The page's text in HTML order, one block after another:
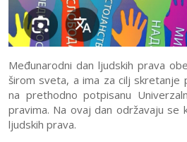
Aktuelnosti
Vesti
Obaveštenja
Obaveštenja
za
roditelje
Upis
Međunarodni dan ljudskih prava
širom sveta, a ima za cilj skretanje
na prethodno potpisanu
pravima. Na ovaj dan održavaju se
ljudskih prava.